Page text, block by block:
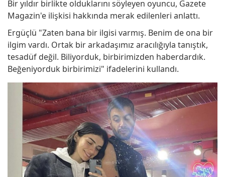
Bir yıldır birlikte olduklarını söyleyen oyuncu, Gazete
Magazin'e ilişkisi hakkında merak edilenleri anlattı.
Ergüçlü "Zaten bana bir ilgisi varmış. Benim de ona bir
ilgim vardı. Ortak bir arkadaşımız aracılığıyla tanıştık,
tesadüf değil. Biliyorduk, birbirimizden haberdardık.
Beğeniyorduk birbirimizi" ifadelerini kullandı.